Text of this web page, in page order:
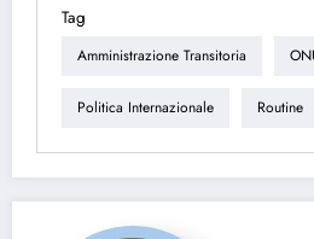
Tag
Amministrazione Transitoria
Politica Internazionale Routine